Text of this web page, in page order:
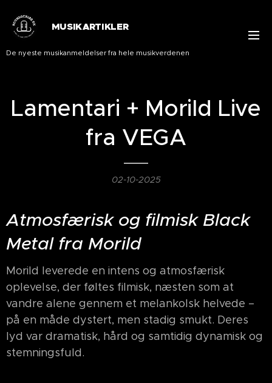
MUSIKARTIKLER
De nyeste musikanmeldelser fra hele musikverdenen
Lamentari + Morild Live
fra VEGA
02-10-2025
Atmosfærisk og filmisk Black
Metal fra Morild
Morild leverede en intens og atmosfærisk
oplevelse, der føltes filmisk, næsten som at
vandre alene gennem et melankolsk helvede –
på en måde dystert, men stadig smukt. Deres
lyd var dramatisk, hård og samtidig dynamisk og
stemningsfuld.